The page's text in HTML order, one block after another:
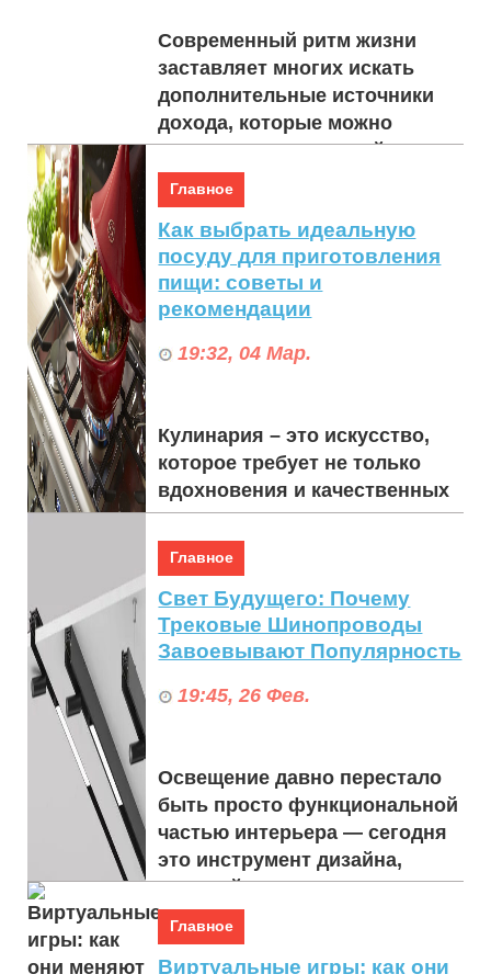
Современный ритм жизни
заставляет многих искать
дополнительные источники
дохода, которые можно
совмещать с основной
работой или другими делами.
О...
Главное
Как выбрать идеальную
посуду для приготовления
пищи: советы и
рекомендации
19:32, 04 Мар.
Кулинария – это искусство,
которое требует не только
вдохновения и качественных
продуктов, но и правильных
инструментов. Посуда играет
ключевую р...
Главное
Свет Будущего: Почему
Трековые Шинопроводы
Завоевывают Популярность
19:45, 26 Фев.
Освещение давно перестало
быть просто функциональной
частью интерьера — сегодня
это инструмент дизайна,
который подчеркивает стиль
и создает атмо...
Главное
Виртуальные игры: как они